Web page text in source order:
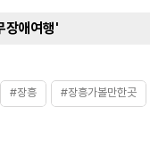
장애여행'
#장흥 #장흥가볼만한곳